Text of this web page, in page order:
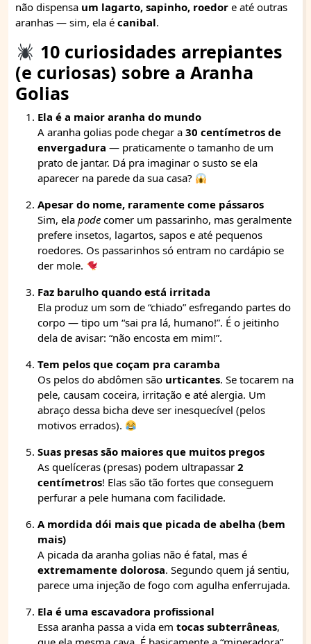
não dispensa um lagarto, sapinho, roedor e até outras
aranhas — sim, ela é canibal.
10 curiosidades arrepiantes
(e curiosas) sobre a Aranha
Golias
Ela é a maior aranha do mundo
A aranha golias pode chegar a 30 centímetros de
envergadura — praticamente o tamanho de um
prato de jantar. Dá pra imaginar o susto se ela
aparecer na parede da sua casa?
Apesar do nome, raramente come pássaros
Sim, ela pode comer um passarinho, mas geralmente
prefere insetos, lagartos, sapos e até pequenos
roedores. Os passarinhos só entram no cardápio se
der mole.
Faz barulho quando está irritada
Ela produz um som de “chiado” esfregando partes do
corpo — tipo um “sai pra lá, humano!”. É o jeitinho
dela de avisar: “não encosta em mim!”.
Tem pelos que coçam pra caramba
Os pelos do abdômen são urticantes. Se tocarem na
pele, causam coceira, irritação e até alergia. Um
abraço dessa bicha deve ser inesquecível (pelos
motivos errados).
Suas presas são maiores que muitos pregos
As quelíceras (presas) podem ultrapassar 2
centímetros! Elas são tão fortes que conseguem
perfurar a pele humana com facilidade.
A mordida dói mais que picada de abelha (bem
mais)
A picada da aranha golias não é fatal, mas é
extremamente dolorosa. Segundo quem já sentiu,
parece uma injeção de fogo com agulha enferrujada.
Ela é uma escavadora profissional
Essa aranha passa a vida em tocas subterrâneas,